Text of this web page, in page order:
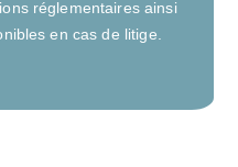
réglementaires ainsi
en cas de litige.